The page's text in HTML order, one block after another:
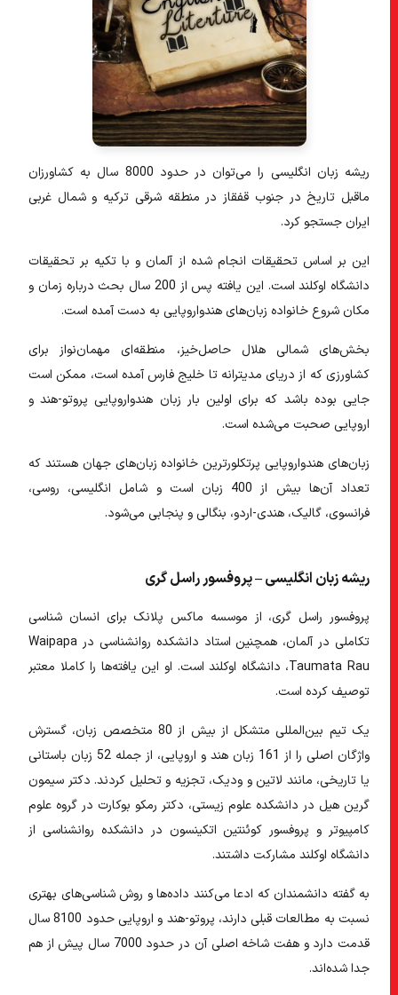
ریشه زبان انگلیسی را می‌توان در حدود 8000 سال به کشاورزان
ماقبل تاریخ درجنوب قفقاز در منطقه شرقی ترکیهوشمال غربی
ایرانجستجو کرد.
این بر اساس تحقیقات انجام شده از آلمان و با تکیه بر تحقیقات
دانشگاه اوکلند است. این یافته پس از 200 سال بحث درباره زمان و
مکان شروع خانواده زبان‌های هندواروپایی به دست آمده است.
بخش‌های شمالی هلال حاصل‌خیز، منطقه‌ای مهمان‌نواز برای
کشاورزی که از دریای مدیترانه تا خلیج فارس آمده است، ممکن است
جایی بوده باشد که برای اولین بار زبان هندواروپایی پروتو-هند و
اروپایی صحبت می‌شده است.
زبان‌های هندواروپایی پرتکلورترین خانواده زبان‌های جهان هستند که
تعداد آن‌ها بیش از 400 زبان است و شامل انگلیسی، روسی،
فرانسوی، گالیک، هندی-اردو، بنگالی و پنجابی می‌شود.
ریشه زبان انگلیسی – پروفسور راسل گری
پروفسور راسل گری، از موسسه ماکس پلانک برای انسان شناسی
تکاملی در آلمان، همچنین استاد دانشکده روانشناسی در Waipapa
Taumata Rau، دانشگاه اوکلند است. او این یافته‌ها را کاملا معتبر
توصیف کرده است.
یک تیم بین‌المللی متشکل از بیش از 80 متخصص زبان، گسترش
واژگان اصلی را از 161 زبان هند و اروپایی، از جمله 52 زبان باستانی
یا تاریخی، مانند لاتین و ودیک، تجزیه و تحلیل کردند. دکتر سیمون
گرین هیل در دانشکده علوم زیستی، دکتر رمکو بوکارت در گروه علوم
کامپیوتر و پروفسور کوئنتین اتکینسون در دانشکده روانشناسی از
دانشگاه اوکلند مشارکت داشتند.
به گفته دانشمندان که ادعا می‌کنند داده‌ها و روش شناسی‌های بهتری
نسبت به مطالعات قبلی دارند، پروتو-هند و اروپایی حدود 8100 سال
قدمت دارد و هفت شاخه اصلی آن در حدود 7000 سال پیش از هم
جدا شده‌اند.